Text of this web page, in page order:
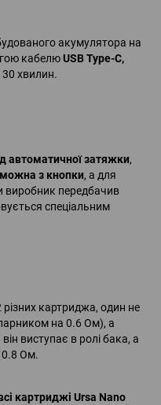
акумулятора на
кабелюUSB Type-C,
хвилин.
автоматичної затяжки,
з кнопки, а для
виробник передбачив
спеціальним
різних картриджа, один не
на 0.6 Ом), а
виступає в ролі бака, а
0.8 Ом.
картриджі Ursa Nano